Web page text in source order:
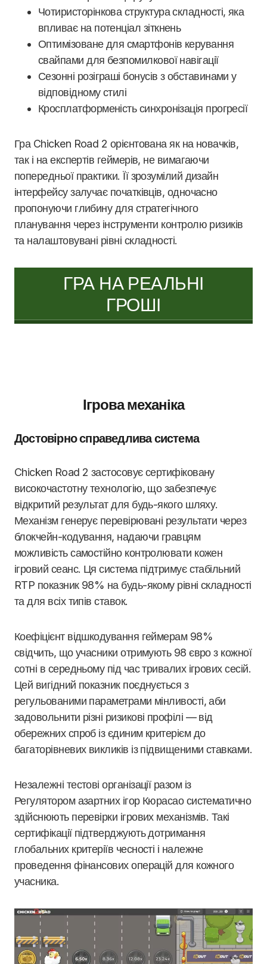
Чотиристорінкова структура складності, яка
впливає на потенціал зіткнень
Оптимізоване для смартфонів керування
свайпами для безпомилкової навігації
Сезонні розіграші бонусів з обставинами у
відповідному стилі
Кросплатформеність синхронізація прогресії
Гра Chicken Road 2 орієнтована як на новачків,
так і на експертів геймерів, не вимагаючи
попередньої практики. Її зрозумілий дизайн
інтерфейсу залучає початківців, одночасно
пропонуючи глибину для стратегічного
планування через інструменти контролю ризиків
та налаштовувані рівні складності.
ГРА НА РЕАЛЬНІ
ГРОШІ
Ігрова механіка
Достовірно справедлива система
Chicken Road 2 застосовує сертифіковану
високочастотну технологію, що забезпечує
відкритий результат для будь-якого шляху.
Механізм генерує перевірювані результати через
блокчейн-кодування, надаючи гравцям
можливість самостійно контролювати кожен
ігровий сеанс. Ця система підтримує стабільний
RTP показник 98% на будь-якому рівні складності
та для всіх типів ставок.
Коефіцієнт відшкодування геймерам 98%
свідчить, що учасники отримують 98 євро з кожної
сотні в середньому під час тривалих ігрових сесій.
Цей вигідний показник поєднується з
регульованими параметрами мінливості, аби
задовольнити різні ризикові профілі — від
обережних спроб із єдиним критерієм до
багаторівневих викликів із підвищеними ставками.
Незалежні тестові організації разом із
Регулятором азартних ігор Кюрасао систематично
здійснюють перевірки ігрових механізмів. Такі
сертифікації підтверджують дотримання
глобальних критеріїв чесності і належне
проведення фінансових операцій для кожного
учасника.